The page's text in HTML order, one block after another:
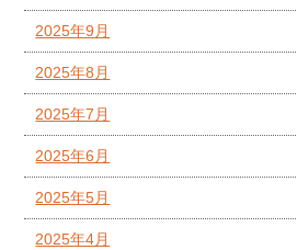
2025年9月
2025年8月
2025年7月
2025年6月
2025年5月
2025年4月